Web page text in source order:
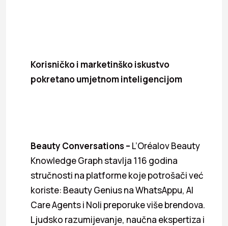
Korisničko i marketinško iskustvo
pokretano umjetnom inteligencijom
Beauty Conversations – L’Oréalov Beauty
Knowledge Graph stavlja 116 godina
stručnosti na platforme koje potrošači već
koriste: Beauty Genius na WhatsAppu, AI
Care Agents i Noli preporuke više brendova.
Ljudsko razumijevanje, naučna ekspertiza i